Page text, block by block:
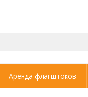
Аренда флагштоков